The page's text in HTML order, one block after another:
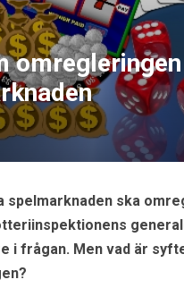
spelmarknaden ska
i frågan. Men vad är